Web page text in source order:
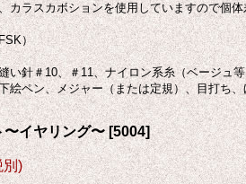
カラスカボションを使用していますので個
）
い針＃10、＃11、ナイロン系糸（ベージュ
（または定規）、目打ち、ほ
イヤリング〜 [5004]
別)